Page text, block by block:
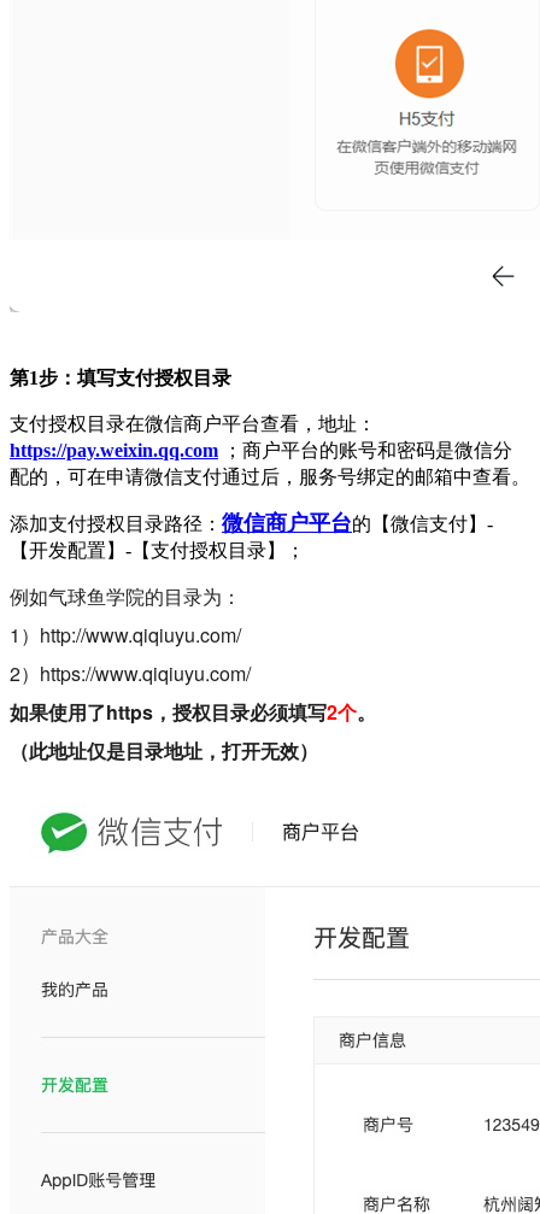
第1步：填写支付授权目录
支付授权目录在微信商户平台查看，地址：
https://pay.weixin.qq.com ；商户平台的账号和密码是微信分
配的，可在申请微信支付通过后，服务号绑定的邮箱中查看。
添加支付授权目录路径： 微信商户平台的【微信支付】-
【开发配置 】-【支付授权目录】；
例如气球鱼学院的目录为：
1）http://www.qiqiuyu.com/
2）https://www.qiqiuyu.com/
如果使用了https，授权目录必须填写2个。
（此地址仅是目录地址，打开无效）